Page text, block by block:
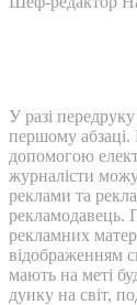
У разі
першому абзаці.
допомогою
журналісти
реклами та
рекламодавець.
рекламних
відображенням
мають на меті
дуику на світ,